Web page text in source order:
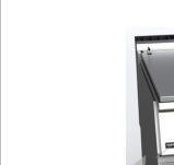
Chlazení
Roboty
Kávovary